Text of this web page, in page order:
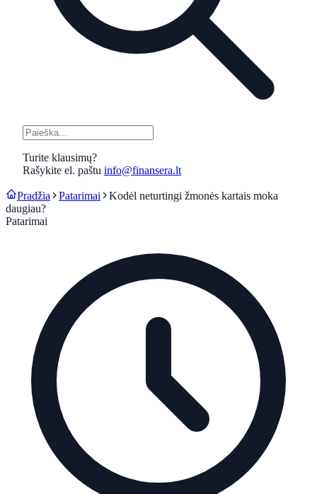
Turite klausimų?
Rašykite el. paštu info@finansera.lt
Pradžia Patarimai
Kodėl neturtingi žmonės kartais moka
daugiau?
Patarimai